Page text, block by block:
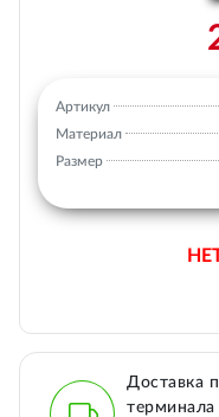
Артикул
Материал
Размер
Доставка